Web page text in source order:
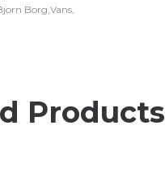
Borg,Vans,
Products